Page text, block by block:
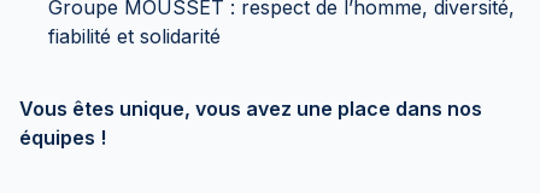
Groupe MOUSSET : respect de l’homme, diversité,
fiabilité et solidarité
Vous êtes unique, vous avez une place dans nos
équipes !